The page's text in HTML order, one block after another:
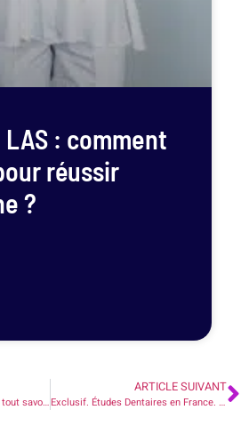
LAS : comment
réussir
?
Guide complet du BUT GEA : tout savoir sur ce cursus
ARTICLE SUIVANT
Exclusif. Études Dentaires en France. Guide Complet.